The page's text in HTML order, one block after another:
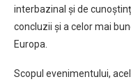
interbazinal și de
concluzii și a celor mai
Europa.
Scopul evenimentului,